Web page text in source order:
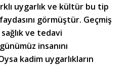
uygarlık ve kültür bu tip
görmüştür. Geçmiş
ve tedavi
insanını
kadim uygarlıkların